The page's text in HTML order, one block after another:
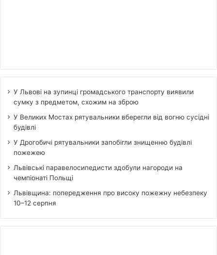
У Львові на зупинці громадського транспорту виявили
сумку з предметом, схожим на зброю
У Великих Мостах рятувальники вберегли від вогню сусідні
будівлі
У Дрогобичі рятувальники запобігли знищенню будівлі
пожежею
Львівські паравелосипедисти здобули нагороди на
чемпіонаті Польщі
Львівщина: попередження про високу пожежну небезпеку
10–12 серпня